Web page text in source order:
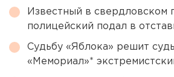
Известный в свердловском
полицейский подал в
Судьбу «Яблока» решит
«Мемориал»*